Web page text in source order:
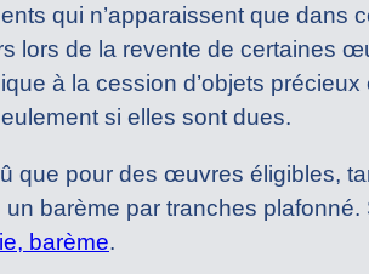
qui n’apparaissent que dans
lors de la revente de certaines
à la cession d’objets
si elles sont dues.
que pour des œuvres éligibles,
barème par tranches
barème.